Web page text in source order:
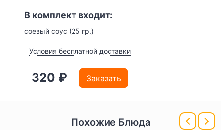
В комплект входит:
соевый соус (25 гр.)
Условия бесплатной доставки
320 ₽ Заказать
Похожие Блюда